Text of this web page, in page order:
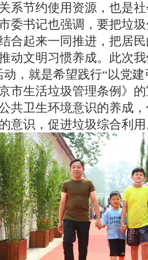
系节约使用资源，也是
委书记也强调，要把垃
合起来一同推进，把居
动文明习惯养成。此次
动，就是希望践行“以党
市生活垃圾管理条例》
共卫生环境意识的养成
意识，促进垃圾综合利